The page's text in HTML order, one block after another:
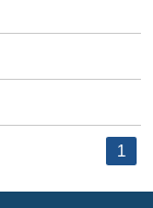
1